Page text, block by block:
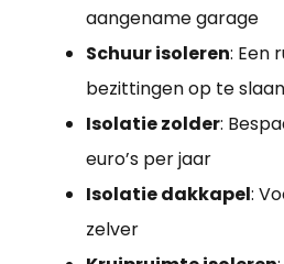
aangename garage
Schuur isoleren: Een
bezittingen op te slaan
Isolatie zolder:
euro’s per jaar
Isolatie dakkapel:
zelver